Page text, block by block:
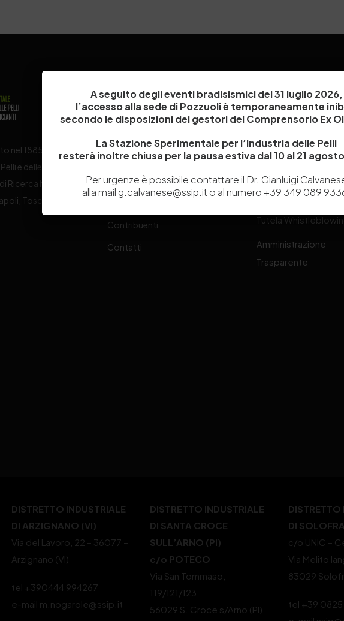
nel 1885, la Stazione
e delle materie
Ricerca Nazionale
Toscana Nord-
Chi siamo
Servizi
Ricerca e Sviluppo
Formazione
Divulgazione scientifica e
Contribuenti
Contatti
Laboratori
Dipartimenti di ricerca
Biblioteca
Politecnico del Cuoio
Media
Tutela
Amministrazione
Trasparente
DISTRETTO INDUSTRIALE
DI ARZIGNANO (VI)
Via del Lavoro, 22 – 36077 –
Arzignano (VI)
tel +390444 994267
e-mail m.nogarole@ssip.it
DISTRETTO INDUSTRIALE
DI SANTA CROCE
SULL’ARNO (PI)
c/o POTECO
Via San Tommaso,
119/121/123
56029 S. Croce s/Arno (PI)
DISTRETTO
DI
c/o UNIC –
Via Melito
83029
tel +39
A seguito degli eventi bradisismici del 31 luglio 2026,
l’accesso alla sede di Pozzuoli è temporaneamente
secondo le disposizioni dei gestori del Comprensorio Ex
La Stazione Sperimentale per l’Industria delle Pelli
resterà inoltre chiusa per la pausa estiva dal 10 al 21
Per urgenze è possibile contattare il Dr. Gianluigi
alla mail g.calvanese@ssip.it o al numero +39 349 089